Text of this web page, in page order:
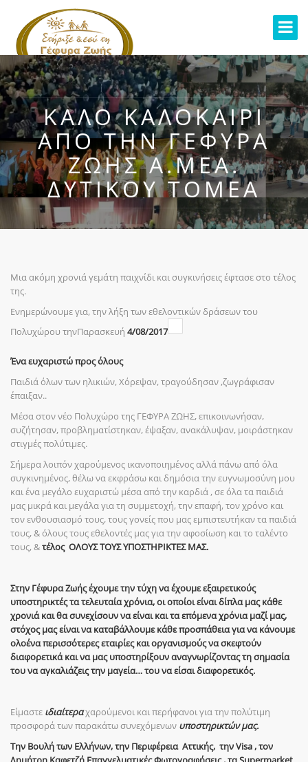
ΚΑΛΟ ΚΑΛΟΚΑΙΡΙ
ΑΠΟ ΤΗΝ ΓΕΦΥΡΑ
ΖΩΗΣ Α.ΜΕΑ.
ΔΥΤΙΚΟΥ ΤΟΜΕΑ
Μια ακόμη χρονιά γεμάτη παιχνίδι και συγκινήσεις έφτασε στο τέλος
της.
Ενημερώνουμε για, την λήξη των εθελοντικών δράσεων του
Πολυχώρου τηνΠαρασκευή 4/08/2017
Ένα ευχαριστώ προς όλους
Παιδιά όλων των ηλικιών, Χόρεψαν, τραγούδησαν ,ζωγράφισαν
έπαιξαν..
Μέσα στον νέο Πολυχώρο της ΓΕΦΥΡΑ ΖΩΗΣ, επικοινωνήσαν,
συζήτησαν, προβληματίστηκαν, έψαξαν, ανακάλυψαν, μοιράστηκαν
στιγμές πολύτιμες.
Σήμερα λοιπόν χαρούμενος ικανοποιημένος αλλά πάνω από όλα
συγκινημένος, θέλω να εκφράσω και δημόσια την ευγνωμοσύνη μου
και ένα μεγάλο ευχαριστώ μέσα από την καρδιά , σε όλα τα παιδιά
μας μικρά και μεγάλα για τη συμμετοχή, την επαφή, τον χρόνο και
τον ενθουσιασμό τους, τους γονείς που μας εμπιστευτήκαν τα παιδιά
τους, & όλους τους εθελοντές μας για την αφοσίωση και το ταλέντο
τους, &τέλος ΟΛΟΥΣ ΤΟΥΣ ΥΠΟΣΤΗΡΙΚΤΕΣ ΜΑΣ.
Στην Γέφυρα Ζωής έχουμε την τύχη να έχουμε εξαιρετικούς
υποστηρικτές τα τελευταία χρόνια, οι οποίοι είναι δίπλα μας κάθε
χρονιά και θα συνεχίσουν να είναι και τα επόμενα χρόνια μαζί μας,
στόχος μας είναι να καταβάλλουμε κάθε προσπάθεια για να κάνουμε
ολοένα περισσότερες εταιρίες και οργανισμούς να σκεφτούν
διαφορετικά και να μας υποστηρίξουν αναγνωρίζοντας τη σημασία
του να αγκαλιάζεις την μαγεία… του να είσαι διαφορετικός.
Είμαστε ιδιαίτεραχαρούμενοι και περήφανοι για την πολύτιμη
προσφορά των παρακάτω συνεχόμενων υποστηρικτών μας.
Την Βουλή των Ελλήνων, την Περιφέρεια Αττικής, τηνVisa, τον